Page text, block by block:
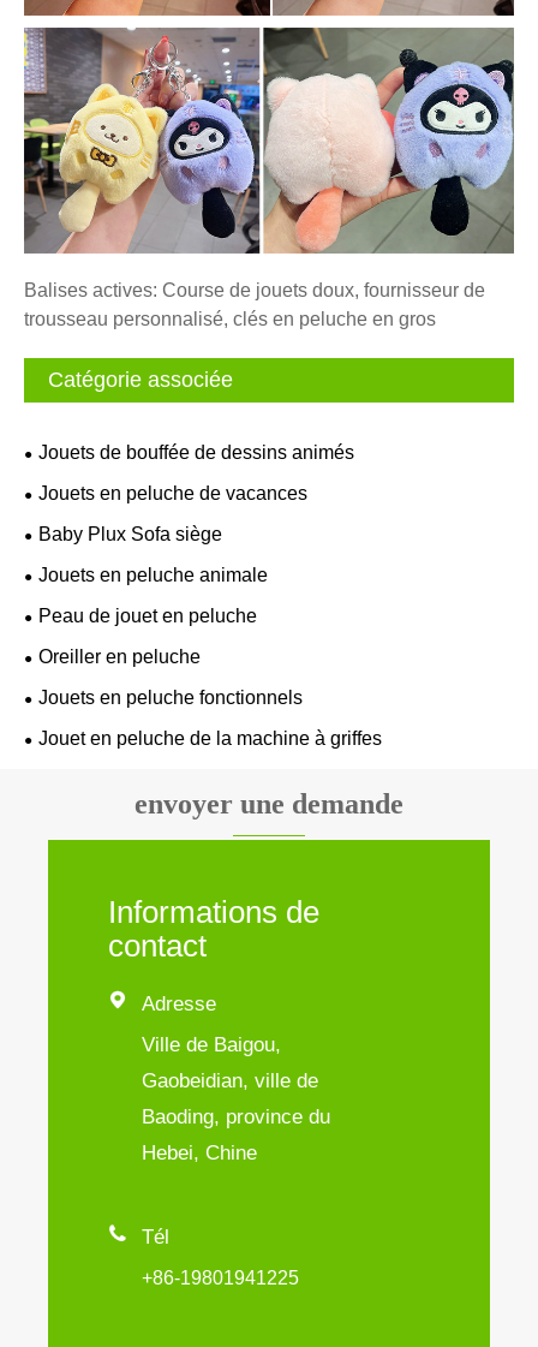
Balises actives: Course de jouets doux, fournisseur de
trousseau personnalisé, clés en peluche en gros
Catégorie associée
Jouets de bouffée de dessins animés
Jouets en peluche de vacances
Baby Plux Sofa siège
Jouets en peluche animale
Peau de jouet en peluche
Oreiller en peluche
Jouets en peluche fonctionnels
Jouet en peluche de la machine à griffes
envoyer une demande
Informations de
contact

Adresse
Ville de Baigou,
Gaobeidian, ville de
Baoding, province du
Hebei, Chine
 Tél
+86-19801941225